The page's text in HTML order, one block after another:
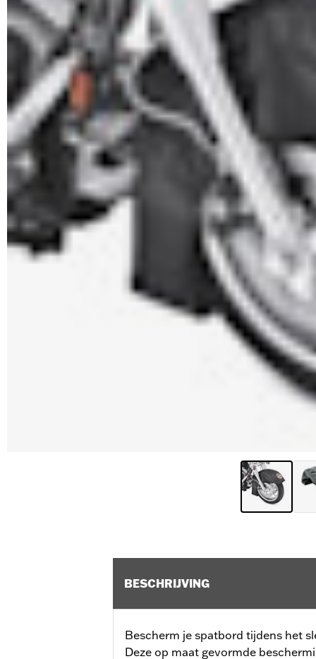
BESCHRIJVING
Bescherm je spatbord tijdens het
Deze op maat gevormde